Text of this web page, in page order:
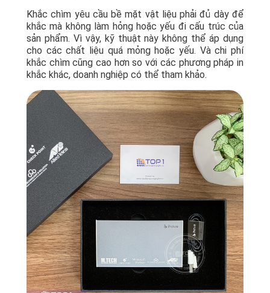
Khắc chìm yêu cầu bề mặt vật liệu phải đủ dày để
khắc mà không làm hỏng hoặc yếu đi cấu trúc của
sản phẩm. Vì vậy, kỹ thuật này không thể áp dụng
cho các chất liệu quá mỏng hoặc yếu. Và chi phí
khắc chìm cũng cao hơn so với các phương pháp in
khắc khác, doanh nghiệp có thể tham khảo.